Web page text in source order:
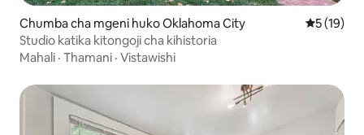
Chumba cha mgeni huko Oklahoma City Ukadiriaji
5 (19)
Studio katika kitongoji cha kihistoria
Mahali · Thamani · Vistawishi